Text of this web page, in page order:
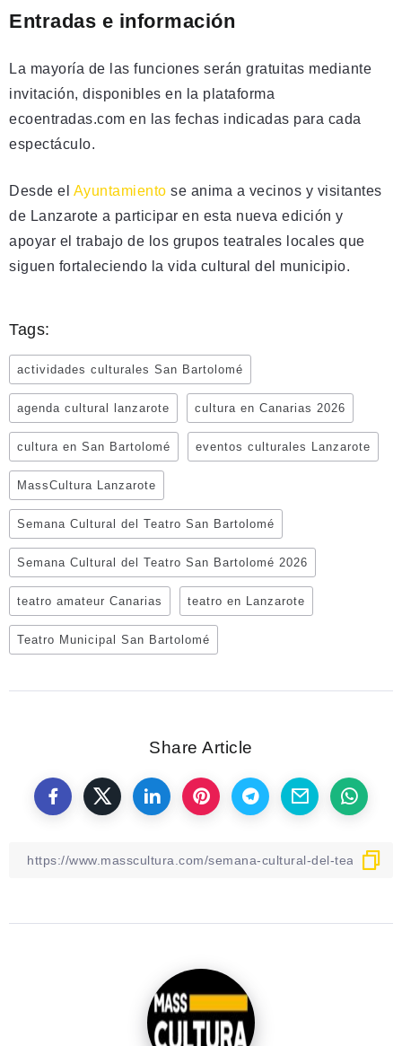
Entradas e información
La mayoría de las funciones serán gratuitas mediante
invitación, disponibles en la plataforma
ecoentradas.com en las fechas indicadas para cada
espectáculo.
Desde el Ayuntamiento se anima a vecinos y visitantes
de Lanzarote a participar en esta nueva edición y
apoyar el trabajo de los grupos teatrales locales que
siguen fortaleciendo la vida cultural del municipio.
Tags:
actividades culturales San Bartolomé
agenda cultural lanzarote cultura en Canarias 2026
cultura en San Bartolomé eventos culturales Lanzarote
MassCultura Lanzarote
Semana Cultural del Teatro San Bartolomé
Semana Cultural del Teatro San Bartolomé 2026
teatro amateur Canarias teatro en Lanzarote
Teatro Municipal San Bartolomé
Share Article